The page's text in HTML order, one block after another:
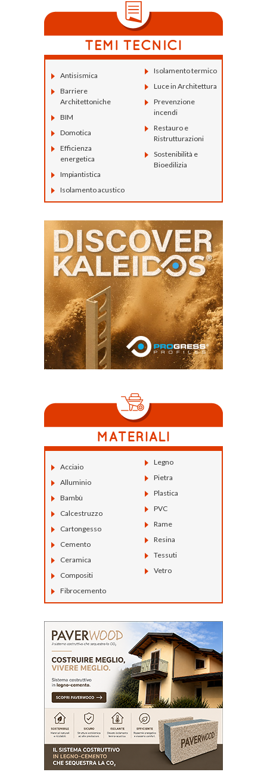
Antisismica
Barriere
Architettoniche
BIM
Domotica
Efficienza
energetica
Impiantistica
Isolamento acustico
Isolamento termico
Luce in Architettura
Prevenzione
incendi
Restauro e
Ristrutturazioni
Sostenibilità e
Bioedilizia
Acciaio
Alluminio
Bambù
Calcestruzzo
Cartongesso
Cemento
Ceramica
Compositi
Fibrocemento
Legno
Pietra
Plastica
PVC
Rame
Resina
Tessuti
Vetro